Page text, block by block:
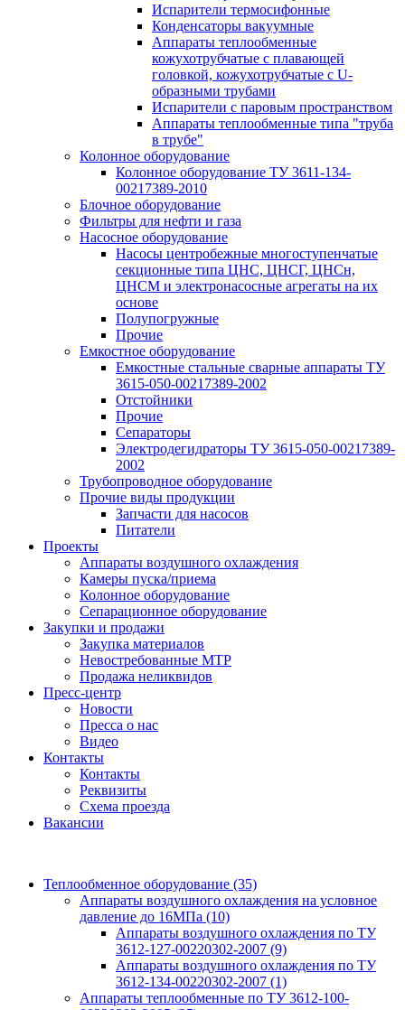
Испарители термосифонные
Конденсаторы вакуумные
Аппараты теплообменные
кожухотрубчатые с плавающей
головкой, кожухотрубчатые с U-
образными трубами
Испарители с паровым пространством
Аппараты теплообменные типа "труба
в трубе"
Колонное оборудование
Колонное оборудование ТУ 3611-134-
00217389-2010
Блочное оборудование
Фильтры для нефти и газа
Насосное оборудование
Насосы центробежные многоступенчатые
секционные типа ЦНС, ЦНСГ, ЦНСн,
ЦНСМ и электронасосные агрегаты на их
основе
Полупогружные
Прочие
Емкостное оборудование
Емкостные стальные сварные аппараты ТУ
3615-050-00217389-2002
Отстойники
Прочие
Сепараторы
Электродегидраторы ТУ 3615-050-00217389-
2002
Трубопроводное оборудование
Прочие виды продукции
Запчасти для насосов
Питатели
Проекты
Аппараты воздушного охлаждения
Камеры пуска/приема
Колонное оборудование
Сепарационное оборудование
Закупки и продажи
Закупка материалов
Невостребованные МТР
Продажа неликвидов
Пресс-центр
Новости
Пресса о нас
Видео
Контакты
Контакты
Реквизиты
Схема проезда
Вакансии
Теплообменное оборудование (35)
Аппараты воздушного охлаждения на условное
давление до 16МПа (10)
Аппараты воздушного охлаждения по ТУ
3612-127-00220302-2007 (9)
Аппараты воздушного охлаждения по ТУ
3612-134-00220302-2007 (1)
Аппараты теплообменные по ТУ 3612-100-